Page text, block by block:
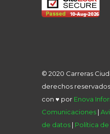
© 2020 Carreras
derechos
con ♥ por Enova
Comunicaciones |
de datos | Política